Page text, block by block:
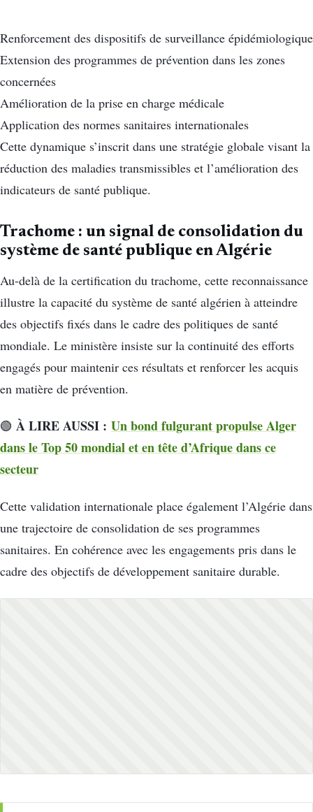
Renforcement des dispositifs de surveillance épidémiologique
Extension des programmes de prévention dans les zones
concernées
Amélioration de la prise en charge médicale
Application des normes sanitaires internationales
Cette dynamique s’inscrit dans une stratégie globale visant la
réduction des maladies transmissibles et l’amélioration des
indicateurs de santé publique.
Trachome : un signal de consolidation du
système de santé publique en Algérie
Au-delà de la certification du trachome, cette reconnaissance
illustre la capacité du système de santé algérien à atteindre
des objectifs fixés dans le cadre des politiques de santé
mondiale. Le ministère insiste sur la continuité des efforts
engagés pour maintenir ces résultats et renforcer les acquis
en matière de prévention.
🟢 À LIRE AUSSI : Un bond fulgurant propulse Alger
dans le Top 50 mondial et en tête d’Afrique dans ce
secteur
Cette validation internationale place également l’Algérie dans
une trajectoire de consolidation de ses programmes
sanitaires. En cohérence avec les engagements pris dans le
cadre des objectifs de développement sanitaire durable.